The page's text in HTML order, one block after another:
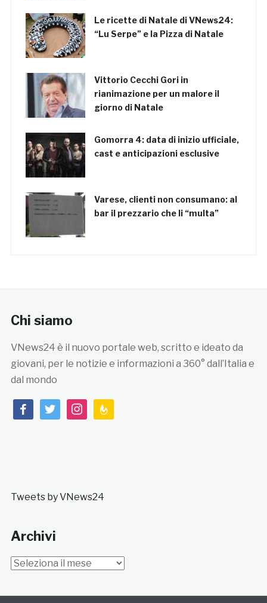
Le ricette di Natale di VNews24:
“Lu Serpe” e la Pizza di Natale
Vittorio Cecchi Gori in
rianimazione per un malore il
giorno di Natale
Gomorra 4: data di inizio ufficiale,
cast e anticipazioni esclusive
Varese, clienti non consumano: al
bar il prezzario che li “multa”
Chi siamo
VNews24 è il nuovo portale web, scritto e ideato da
giovani, per le notizie e informazioni a 360° dall’Italia e
dal mondo
facebooktwitterinstagramfeedburner
Tweets by VNews24
Archivi
Archivi